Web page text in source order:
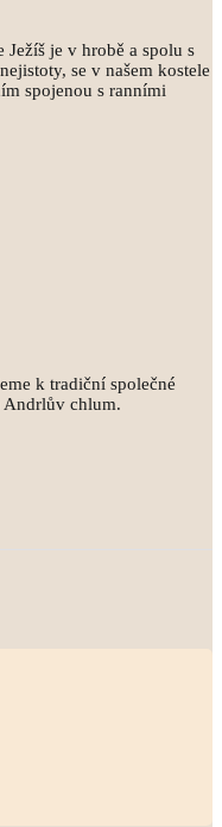
je v hrobě a spolu s
se v našem kostele
spojenou s ranními
k tradiční společné
Andrlův chlum.